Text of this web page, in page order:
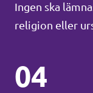
Ingen ska
religion eller
04